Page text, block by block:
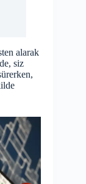
alarak
siz